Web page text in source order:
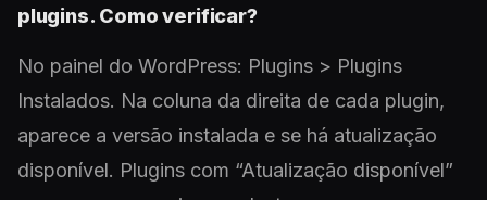
plugins. Como verificar?
No painel do WordPress: Plugins > Plugins
Instalados. Na coluna da direita de cada plugin,
aparece a versão instalada e se há atualização
disponível. Plugins com “Atualização disponível”